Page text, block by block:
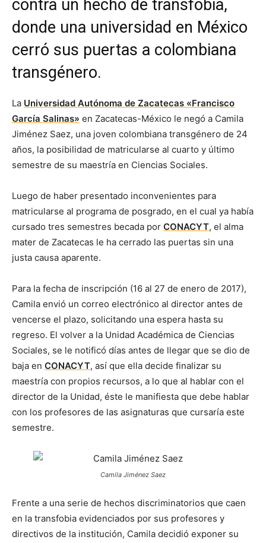
contra un hecho de transfobia,
donde una universidad en México
cerró sus puertas a colombiana
transgénero.
La Universidad Autónoma de Zacatecas «Francisco
García Salinas» en Zacatecas-México le negó a Camila
Jiménez Saez, una joven colombiana transgénero de 24
años, la posibilidad de matricularse al cuarto y último
semestre de su maestría en Ciencias Sociales.
Luego de haber presentado inconvenientes para
matricularse al programa de posgrado, en el cual ya había
cursado tres semestres becada por CONACYT, el alma
mater de Zacatecas le ha cerrado las puertas sin una
justa causa aparente.
Para la fecha de inscripción (16 al 27 de enero de 2017),
Camila envió un correo electrónico al director antes de
vencerse el plazo, solicitando una espera hasta su
regreso. El volver a la Unidad Académica de Ciencias
Sociales, se le notificó días antes de llegar que se dio de
baja en CONACYT, así que ella decide finalizar su
maestría con propios recursos, a lo que al hablar con el
director de la Unidad, éste le manifiesta que debe hablar
con los profesores de las asignaturas que cursaría este
semestre.
Camila Jiménez Saez
Frente a una serie de hechos discriminatorios que caen
en la transfobia evidenciados por sus profesores y
directivos de la institución, Camila decidió exponer su